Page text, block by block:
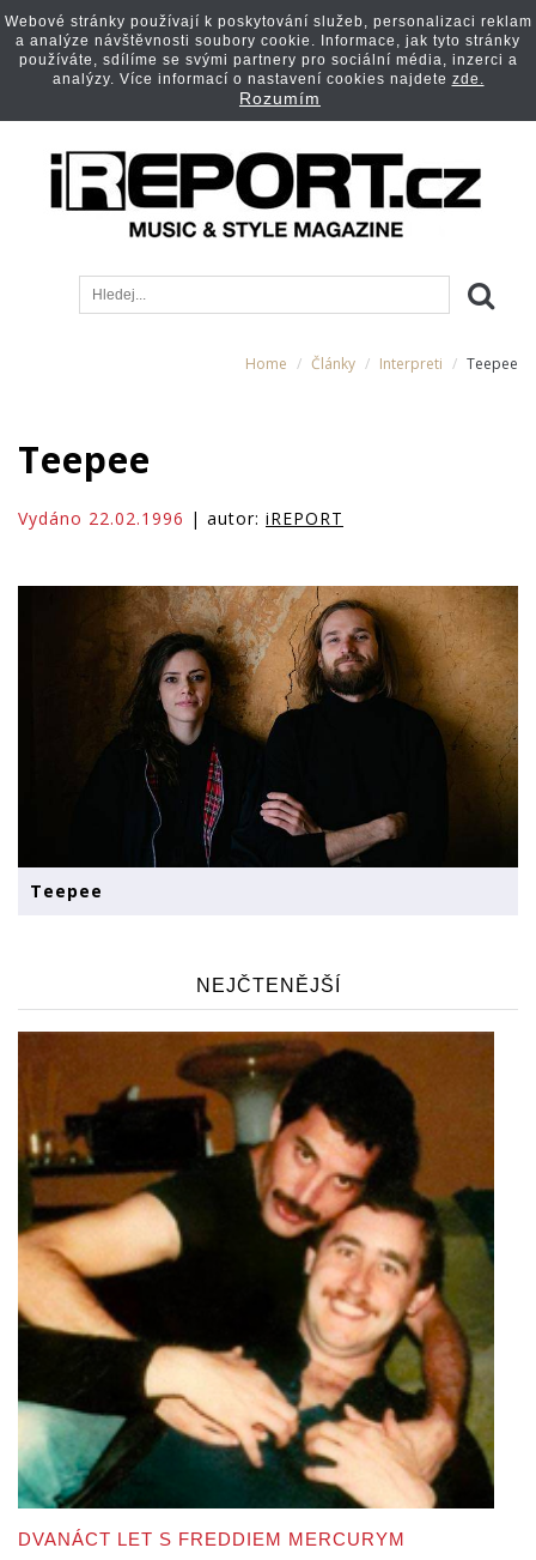
Home Články Interpreti Teepee
Teepee
Vydáno 22.02.1996 | autor: iREPORT
Teepee
NEJČTENĚJŠÍ
DVANÁCT LET S FREDDIEM MERCURYM
Webové stránky používají k poskytování služeb, personalizaci reklam
a analýze návštěvnosti soubory cookie. Informace, jak tyto stránky
používáte, sdílíme se svými partnery pro sociální média, inzerci a
analýzy. Více informací o nastavení cookies najdete zde.
Rozumím